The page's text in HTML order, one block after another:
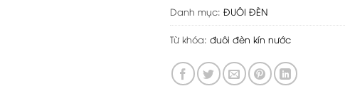
Danh mục: ĐUÔI ĐÈN
Từ khóa: đuôi đèn kín nước